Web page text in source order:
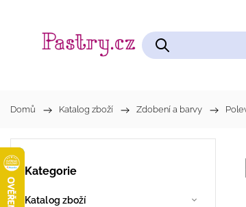
Domů / Katalog zboží / Zdobení a barvy /
Kategorie
Katalog zboží